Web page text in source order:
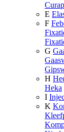
E
F
G
H
Heka
I
K